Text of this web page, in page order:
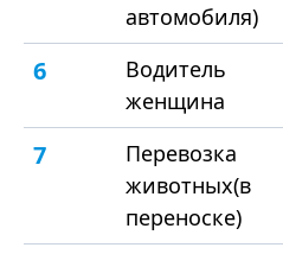
автомобиля)
6
Водитель
женщина
7
Перевозка
животных(в
переноске)